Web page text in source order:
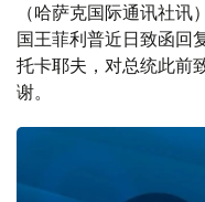
（哈萨克国际通讯社
国王菲利普近日致函回
托卡耶夫，对总统此前
谢。